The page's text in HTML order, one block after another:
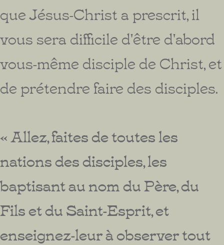
que Jésus-Christ a prescrit, il
vous sera difficile d'être d'abord
vous-même disciple de Christ, et
de prétendre faire des disciples.
« Allez, faites de toutes les
nations des disciples, les
baptisant au nom du Père, du
Fils et du Saint-Esprit, et
enseignez-leur à observer tout